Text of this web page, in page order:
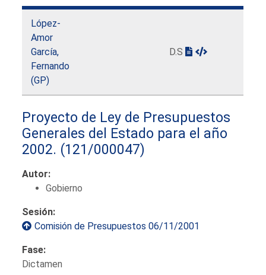
López-
Amor
García,
Fernando
(GP)
D.S
Proyecto de Ley de Presupuestos
Generales del Estado para el año
2002. (121/000047)
Autor:
Gobierno
Sesión:
Comisión de Presupuestos 06/11/2001
Fase:
Dictamen